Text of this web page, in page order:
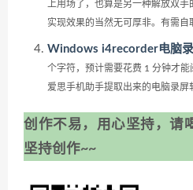
上用场了，也算是另一种解放双
实现效果的当然无可厚非。有需自
Windows i4recorder电脑
个字符，预计需要花费 1 分钟才
爱思手机助手提取出来的电脑录屏
创作不易，用心坚持，请
坚持创作~~